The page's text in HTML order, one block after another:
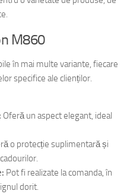
M860
în mai multe variante, fiecare
specifice ale clienților.
Oferă un aspect elegant, ideal
o protecție suplimentară și
Pot fi realizate la comanda, în
dorit.